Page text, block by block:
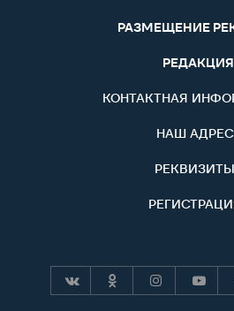
РАЗМЕЩЕНИЕ
РЕДАКЦИЯ
КОНТАКТНАЯ
НАШ АДРЕС
РЕКВИЗИТЫ